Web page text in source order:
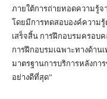
ภายใต้การถ่ายทอดความรู้
โดยมีการทดสอบองค์ความรู้
เสร็จสิ้น การฝึกอบรมครอบ
การฝึกอบรมเฉพาะทางด้า
มาตรฐานการบริการหลังกา
อย่างดีที่สุด”